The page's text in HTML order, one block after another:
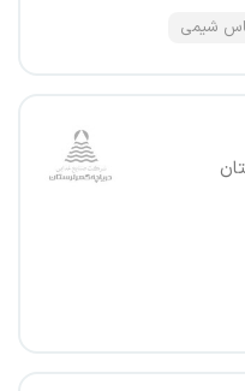
شیمی